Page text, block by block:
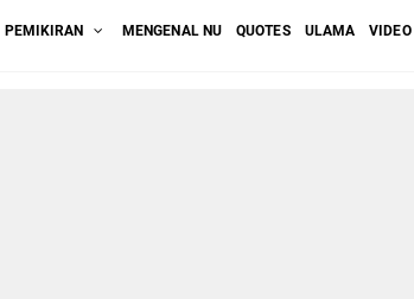
PEMIKIRAN MENGENAL NU QUOTES ULAMA VIDEO